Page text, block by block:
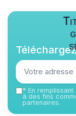
* En
à des fins
partenaires.